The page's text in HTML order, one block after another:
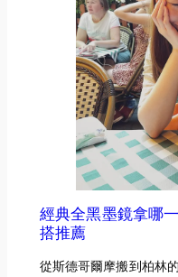
經典全黑墨鏡拿哪
搭推薦
從斯德哥爾摩搬到柏林